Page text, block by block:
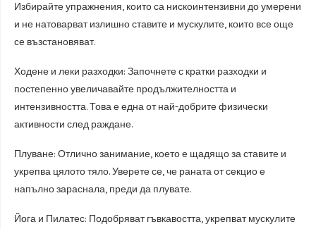
Избирайте упражнения, които са нискоинтензивни до умерени
и не натоварват излишно ставите и мускулите, които все още
се възстановяват.
Ходене и леки разходки: Започнете с кратки разходки и
постепенно увеличавайте продължителността и
интензивността. Това е една от най-добрите физически
активности след раждане.
Плуване: Отлично занимание, което е щадящо за ставите и
укрепва цялото тяло. Уверете се, че раната от секцио е
напълно зараснала, преди да плувате.
Йога и Пилатес: Подобряват гъвкавостта, укрепват мускулите